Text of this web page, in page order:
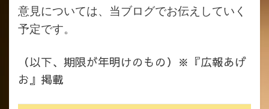
意見については、当ブログでお伝えしていく
予定です。
（以下、期限が年明けのもの）※『広報あげ
お』掲載